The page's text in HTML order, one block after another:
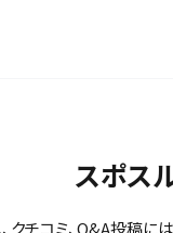
スポス
クチコミ、Q&A投稿に